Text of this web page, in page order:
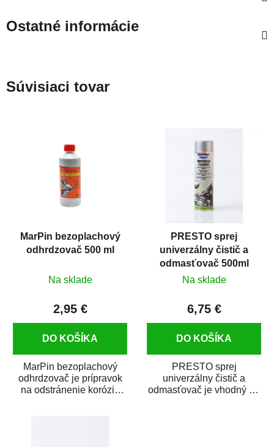
Ostatné informácie
Súvisiaci tovar
MarPin bezoplachový
odhrdzovač 500 ml
Na sklade
2,95 €
DO KOŠÍKA
MarPin bezoplachový
odhrdzovač je prípravok
na odstránenie korózie
PRESTO sprej
univerzálny čistič a
odmasťovač 500ml
Na sklade
6,75 €
DO KOŠÍKA
PRESTO sprej
univerzálny čistič a
odmasťovač je vhodný na